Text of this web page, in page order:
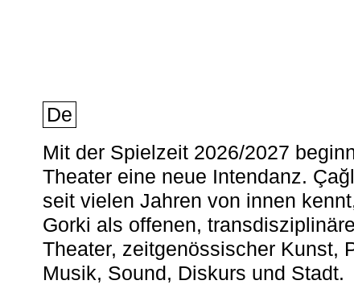
De
Mit der Spielzeit 2026/2027
Theater eine neue Intendanz.
seit vielen Jahren von innen
Gorki als offenen,
Theater, zeitgenössischer Kunst,
Musik, Sound, Diskurs und Stadt.